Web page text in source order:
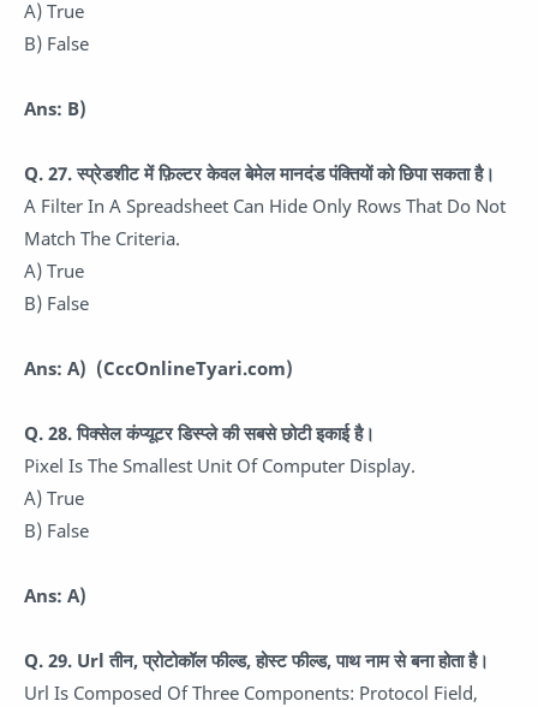
A) True
B) False
Ans: B)
Q. 27.स्प्रेडशीट में फ़िल्टर केवल बेमेल मानदंड पंक्तियों को छिपा सकता है।
A Filter In A Spreadsheet Can Hide Only Rows That Do Not
Match The Criteria.
A) True
B) False
Ans: A) (CccOnlineTyari.com)
Q. 28.पिक्सेल कंप्यूटर डिस्प्ले की सबसे छोटी इकाई है।
Pixel Is The Smallest Unit Of Computer Display.
A) True
B) False
Ans: A)
Q. 29. Url तीन, प्रोटोकॉल फील्ड, होस्ट फील्ड, पाथ नाम से बना होता है।
Url Is Composed Of Three Components: Protocol Field,